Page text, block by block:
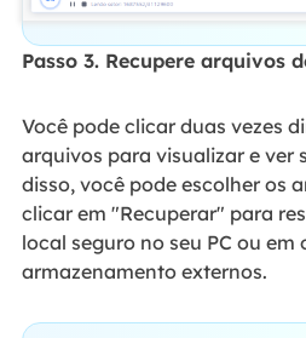
Passo 3. Recupere arquivos
Você pode clicar duas vezes
arquivos para visualizar e ver
disso, você pode escolher os
clicar em "Recuperar" para
local seguro no seu PC ou
armazenamento externos.